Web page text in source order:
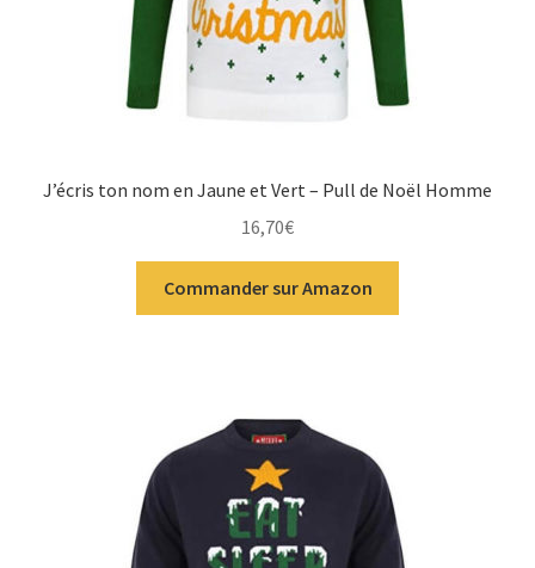
J’écris ton nom en Jaune et Vert – Pull de Noël Homme
16,70€
Commander sur Amazon